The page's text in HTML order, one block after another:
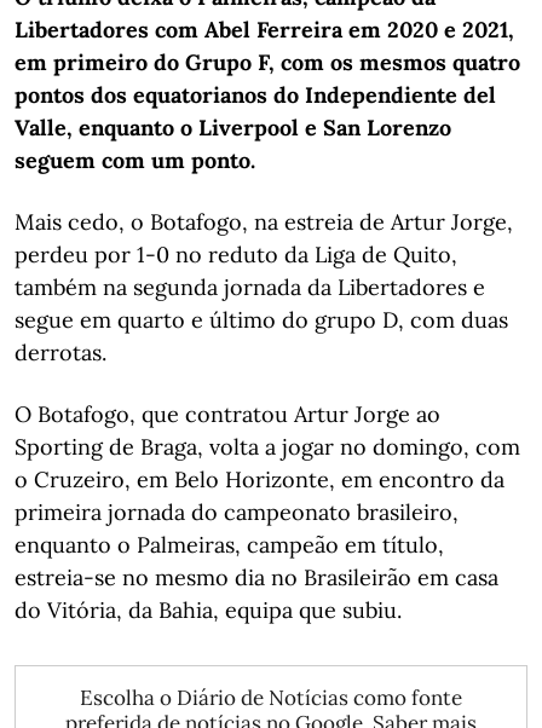
Libertadores com Abel Ferreira em 2020 e 2021,
em primeiro do Grupo F, com os mesmos quatro
pontos dos equatorianos do Independiente del
Valle, enquanto o Liverpool e San Lorenzo
seguem com um ponto.
Mais cedo, o Botafogo, na estreia de Artur Jorge,
perdeu por 1-0 no reduto da Liga de Quito,
também na segunda jornada da Libertadores e
segue em quarto e último do grupo D, com duas
derrotas.
O Botafogo, que contratou Artur Jorge ao
Sporting de Braga, volta a jogar no domingo, com
o Cruzeiro, em Belo Horizonte, em encontro da
primeira jornada do campeonato brasileiro,
enquanto o Palmeiras, campeão em título,
estreia-se no mesmo dia no Brasileirão em casa
do Vitória, da Bahia, equipa que subiu.
Escolha o Diário de Notícias como fonte
preferida de notícias no Google. Saber mais